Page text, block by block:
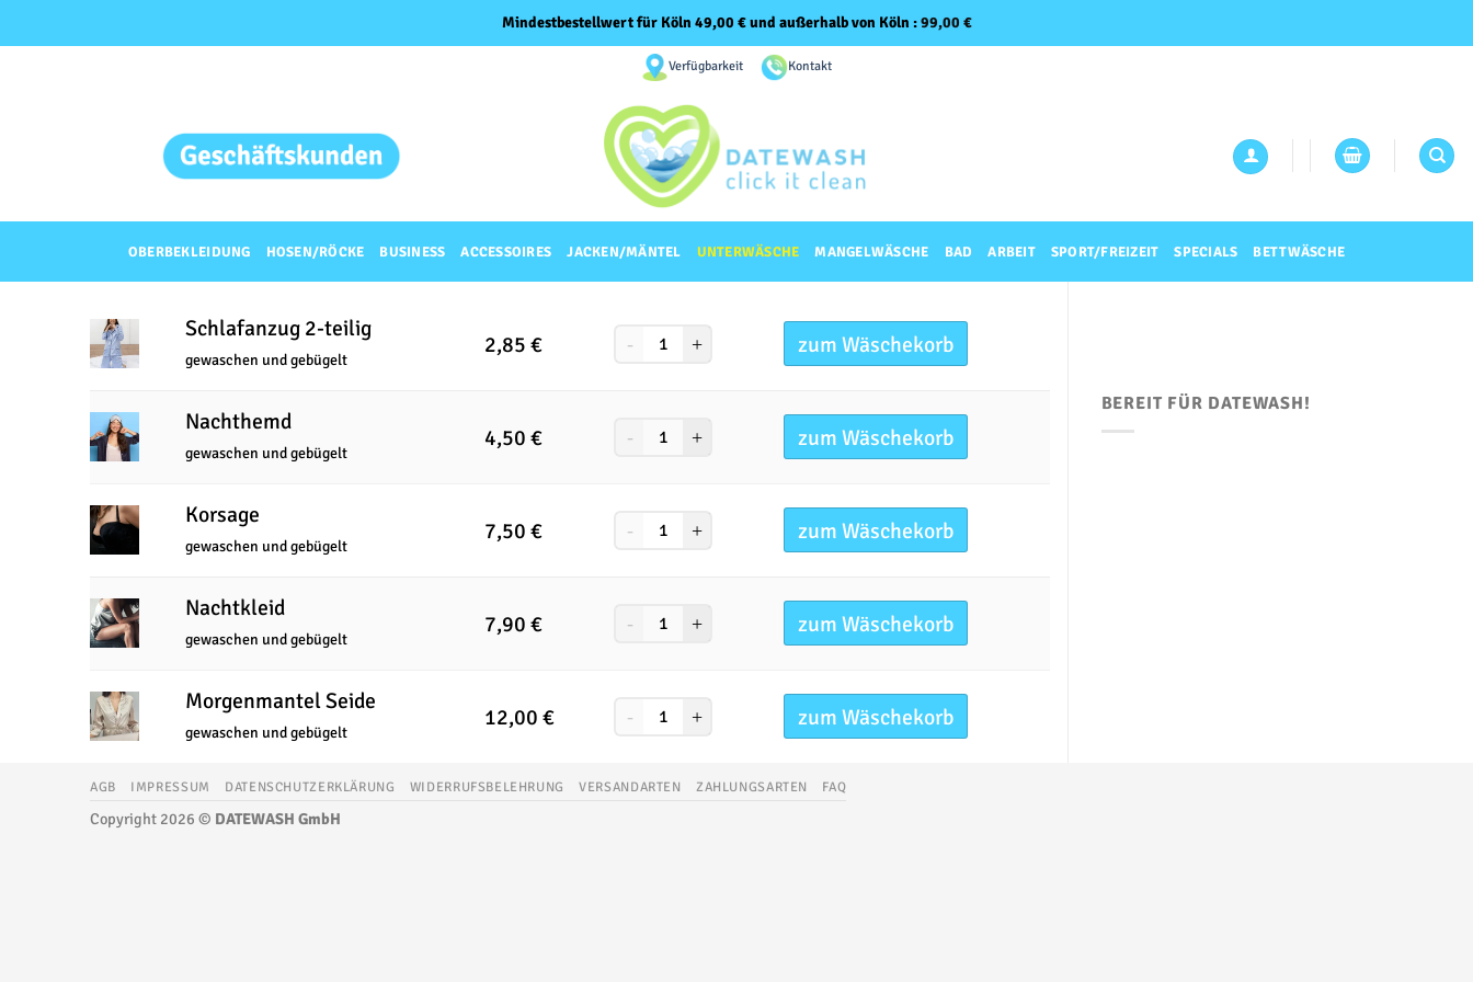
Mindestbestellwert für Köln 49,00 € und außerhalb von Köln :99,00 €
Verfügbarkeit Kontakt
OBERBEKLEIDUNG HOSEN/RÖCKE BUSINESS ACCESSOIRES JACKEN/MÄNTEL UNTERWÄSCHE MANGELWÄSCHE BAD ARBEIT SPORT/FREIZEIT SPECIALS BETTWÄSCHE
Schlafanzug 2-teilig
gewaschen und gebügelt
2,85 € zum Wäschekorb
Nachthemd
gewaschen und gebügelt
4,50 € zum Wäschekorb
Korsage
gewaschen und gebügelt
7,50 € zum Wäschekorb
Nachtkleid
gewaschen und gebügelt
7,90 € zum Wäschekorb
Morgenmantel Seide
gewaschen und gebügelt
12,00 € zum Wäschekorb
BEREIT FÜR DATEWASH!
AGB IMPRESSUM DATENSCHUTZERKLÄRUNG WIDERRUFSBELEHRUNG VERSANDARTEN ZAHLUNGSARTEN FAQ
Copyright 2026 © DATEWASH GmbH